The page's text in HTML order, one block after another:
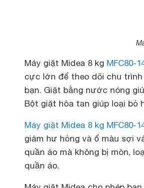
Máy giặt Midea 8 kg MFC80-
cực lớn để theo dõi chu
bạn. Giặt bằng nước nóng
Bột giặt hòa tan giúp loại bỏ
Máy giặt Midea 8 kg MFC80-
giảm hư hỏng và ố màu sợi
quần áo mà không bị mòn,
quần áo.